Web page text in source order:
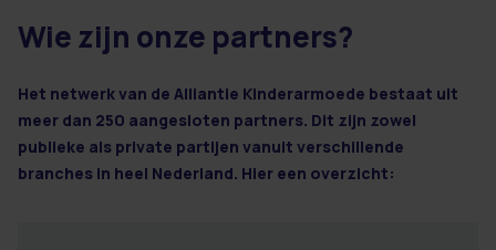
2 resultaten
Wie zijn onze partners?
Het netwerk van de Alliantie Kinderarmoede bestaat uit
meer dan 250 aangesloten partners. Dit zijn zowel
publieke als private partijen vanuit verschillende
branches in heel Nederland. Hier een overzicht: